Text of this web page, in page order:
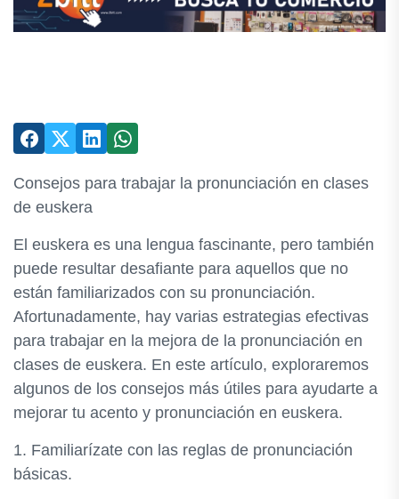
Consejos para trabajar la pronunciación en clases
de euskera
El euskera es una lengua fascinante, pero también
puede resultar desafiante para aquellos que no
están familiarizados con su pronunciación.
Afortunadamente, hay varias estrategias efectivas
para trabajar en la mejora de la pronunciación en
clases de euskera. En este artículo, exploraremos
algunos de los consejos más útiles para ayudarte a
mejorar tu acento y pronunciación en euskera.
1. Familiarízate con las reglas de pronunciación
básicas.